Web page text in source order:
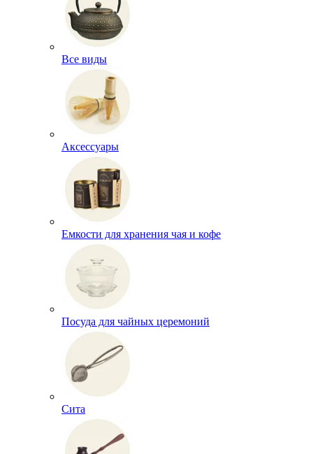
Все виды
Аксессуары
Емкости для хранения чая и кофе
Посуда для чайных церемоний
Сита